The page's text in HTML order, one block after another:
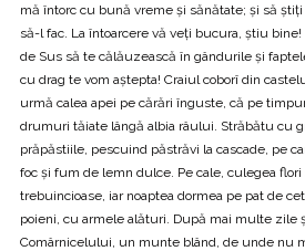
mă întorc cu bună vreme și sănătate; și să
să-l fac. La întoarcere vă veți bucura, ştiu
de Sus să te călăuzească în gândurile și
cu drag te vom aştepta! Craiul coborî din
urmă calea apei pe cărări înguste, că pe
drumuri tăiate lângă albia râului. Străbătu cu
prăpăstiile, pescuind păstrăvi la cascade, pe
foc și fum de lemn dulce. Pe cale, culegea
trebuincioase, iar noaptea dormea pe pat de
poieni, cu armele alături. După mai multe zile
Comârnicelului, un munte blând, de unde nu